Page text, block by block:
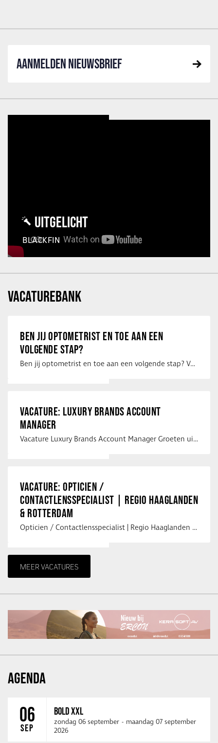
AANMELDEN NIEUWSBRIEF
UITGELICHT
BLACKFIN
VACATUREBANK
BEN JIJ OPTOMETRIST EN TOE AAN EEN
VOLGENDE STAP?
Ben jij optometrist en toe aan een volgende stap? Voor een optiekketen is Eye …
VACATURE: LUXURY BRANDS ACCOUNT
MANAGER
Vacature Luxury Brands Account Manager Groeten uit Spanje! Vanaf mijn …
VACATURE: OPTICIEN /
CONTACTLENSSPECIALIST | REGIO HAAGLANDEN
& ROTTERDAM
Opticien / Contactlensspecialist | Regio Haaglanden & Rotterdam Saludos uit …
MEER VACATURES
AGENDA
06
SEP
BOLD XXL
zondag 06 september - maandag 07 september
2026